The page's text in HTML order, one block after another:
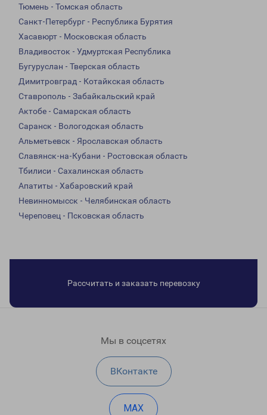
Тюмень - Томская область
Санкт-Петербург - Республика Бурятия
Хасавюрт - Московская область
Владивосток - Удмуртская Республика
Бугуруслан - Тверская область
Димитровград - Котайкская область
Ставрополь - Забайкальский край
Актобе - Самарская область
Саранск - Вологодская область
Альметьевск - Ярославская область
Славянск-на-Кубани - Ростовская область
Тбилиси - Сахалинская область
Апатиты - Хабаровский край
Невинномысск - Челябинская область
Череповец - Псковская область
Рассчитать и заказать перевозку
Мы в соцсетях
ВКонтакте
MAX